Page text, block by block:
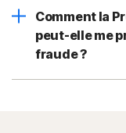
Comment la
peut-elle me
fraude ?